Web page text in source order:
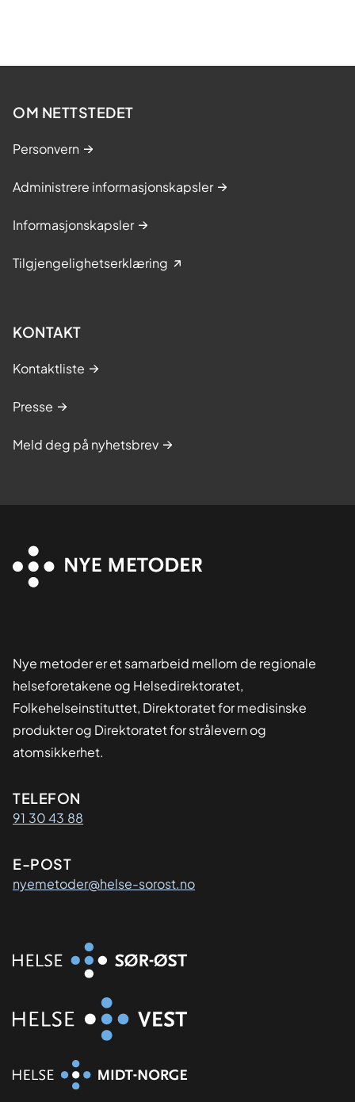
OM NETTSTEDET
Personvern
Administrere informasjonskapsler
Informasjonskapsler
Tilgjengelighetserklæring
KONTAKT
Kontaktliste
Presse
Meld deg på nyhetsbrev
Nye metoder er et samarbeid mellom de regionale
helseforetakene og Helsedirektoratet,
Folkehelseinstituttet, Direktoratet for medisinske
produkter og Direktoratet for strålevern og
atomsikkerhet.
Kontaktinformasjon
TELEFON
91 30 43 88
E-POST
nyemetoder@helse-sorost.no
Organisasjon